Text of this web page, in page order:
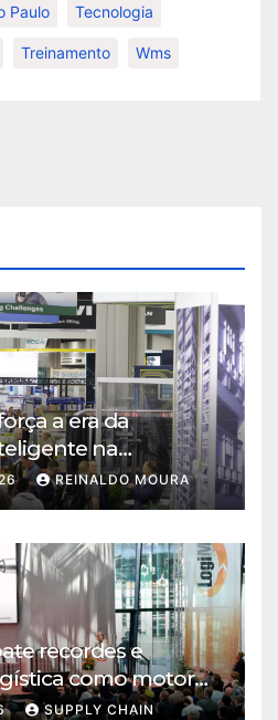
Paulo Tecnologia
Treinamento Wms
a era da
na
REINALDO MOURA
recordes e
como motor
de incerteza
SUPPLY CHAIN